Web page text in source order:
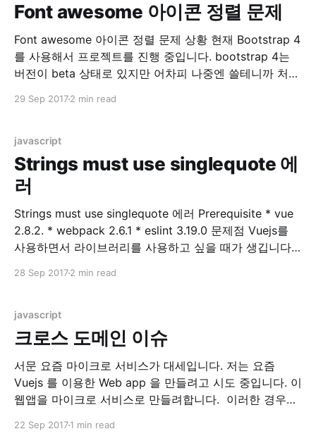
Font awesome 아이콘 정렬 문제
Font awesome 아이콘 정렬 문제 상황 현재 Bootstrap 4
를 사용해서 프로젝트를 진행 중입니다. bootstrap 4는
버전이 beta 상태로 있지만 어차피 나중엔 쓸테니까 처음
입니다. Bootstrap 4 에는 기존에 있던 Glyphicons 가 사
서 기존 Glyphicons
29 Sep 20172 min read
javascript
Strings must use singlequote 에
러
Strings must use singlequote 에러 Prerequisite * vue
2.8.2. * webpack 2.6.1 * eslint 3.19.0 문제점 Vuejs를
사용하면서 라이브러리를 사용하고 싶을 때가 생깁니다.
GitHub - vuejs/awesome-vue: A curated list of
28 Sep 20172 min read
javascript
크로스 도메인 이슈
서문 요즘 마이크로 서비스가 대세입니다. 저는 요즘
Vuejs 를 이용한 Web app 을 만들려고 시도 중입니다. 이
웹앱을 마이크로 서비스로 만들려합니다. 이러한 경우에
Origin Resource Sharing) 이슈입니다. 환경 현재 시스템
22 Sep 20171 min read